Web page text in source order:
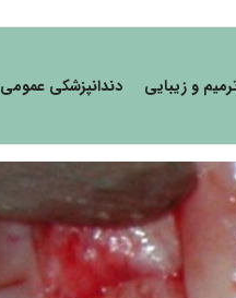
و زیبایی دندانپزشکی عمومی